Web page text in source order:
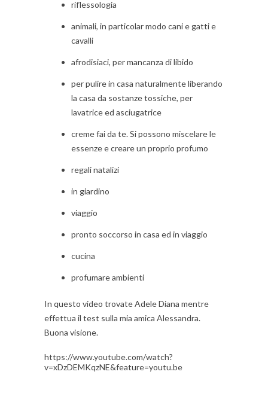
riflessologia
animali, in particolar modo cani e gatti e
cavalli
afrodisiaci, per mancanza di libido
per pulire in casa naturalmente liberando
la casa da sostanze tossiche, per
lavatrice ed asciugatrice
creme fai da te. Si possono miscelare le
essenze e creare un proprio profumo
regali natalizi
in giardino
viaggio
pronto soccorso in casa ed in viaggio
cucina
profumare ambienti
In questo video trovate Adele Diana mentre
effettua il test sulla mia amica Alessandra.
Buona visione.
https://www.youtube.com/watch?
v=xDzDEMKqzNE&feature=youtu.be